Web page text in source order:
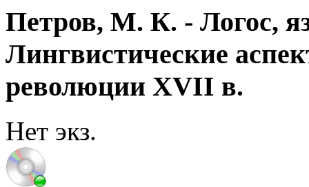
Петров, М. К. - Логос,
Лингвистические
революции XVII в.
Нет экз.